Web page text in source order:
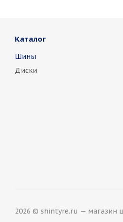
Каталог
Шины
Диски
2026 © shintyre.ru — магазин